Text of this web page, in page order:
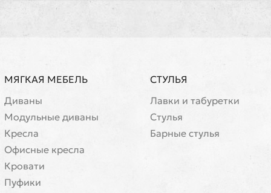
МЯГКАЯ МЕБЕЛЬ
Диваны
Модульные диваны
Кресла
Офисные кресла
Кровати
Пуфики
СТУЛЬЯ
Лавки и табуретки
Стулья
Барные стулья